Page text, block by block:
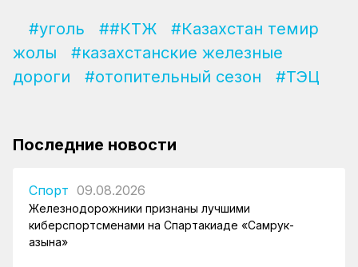
#уголь ##КТЖ
#Казахстан темир
жолы
#казахстанские железные
дороги
#отопительный сезон #ТЭЦ
Последние новости
Спорт 09.08.2026
Железнодорожники признаны лучшими
киберспортсменами на Спартакиаде «Самрук-
Қазына»